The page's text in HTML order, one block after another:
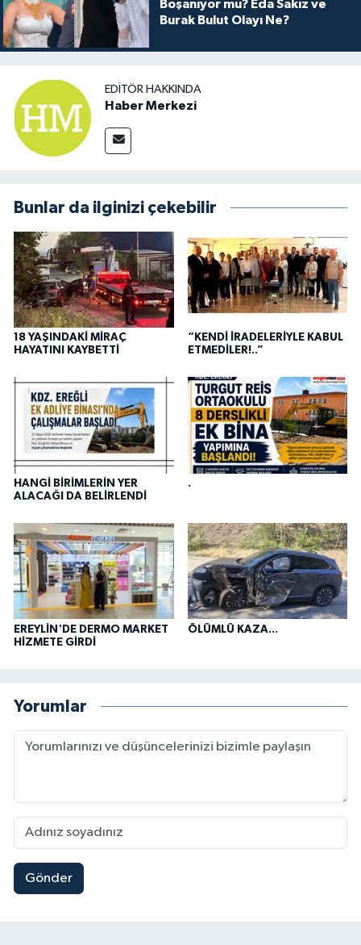
Boşanıyor mu? Eda Sakız ve
Burak Bulut Olayı Ne?
EDITÖR HAKKINDA
Haber Merkezi
Bunlar da ilginizi çekebilir
18 YAŞINDAKİ MİRAÇ
HAYATINI KAYBETTİ
“KENDİ İRADELERİYLE KABUL
ETMEDİLER!..”
HANGİ BİRİMLERİN YER
ALACAĞI DA BELİRLENDİ
.
EREYLİN'DE DERMO MARKET
HİZMETE GİRDİ
ÖLÜMLÜ KAZA...
Yorumlar
Gönder